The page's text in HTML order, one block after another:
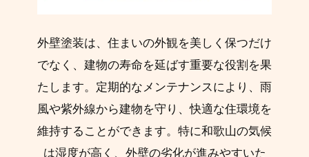
外壁塗装は、住まいの外観を美しく保つだけ
でなく、建物の寿命を延ばす重要な役割を果
たします。定期的なメンテナンスにより、雨
風や紫外線から建物を守り、快適な住環境を
維持することができます。特に和歌山の気候
は湿度が高く、外壁の劣化が進みやすいた